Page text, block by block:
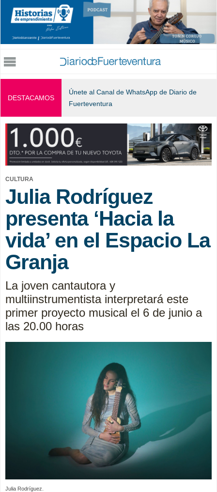
Jump to navigation
DESTACAMOS
Únete al Canal de WhatsApp de Diario de
Fuerteventura
CULTURA
Julia Rodríguez
presenta ‘Hacia la
vida’ en el Espacio La
Granja
La joven cantautora y
multiinstrumentista interpretará este
primer proyecto musical el 6 de junio a
las 20.00 horas
Julia Rodríguez.